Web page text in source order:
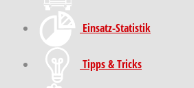
Einsatz-Statistik
Tipps & Tricks